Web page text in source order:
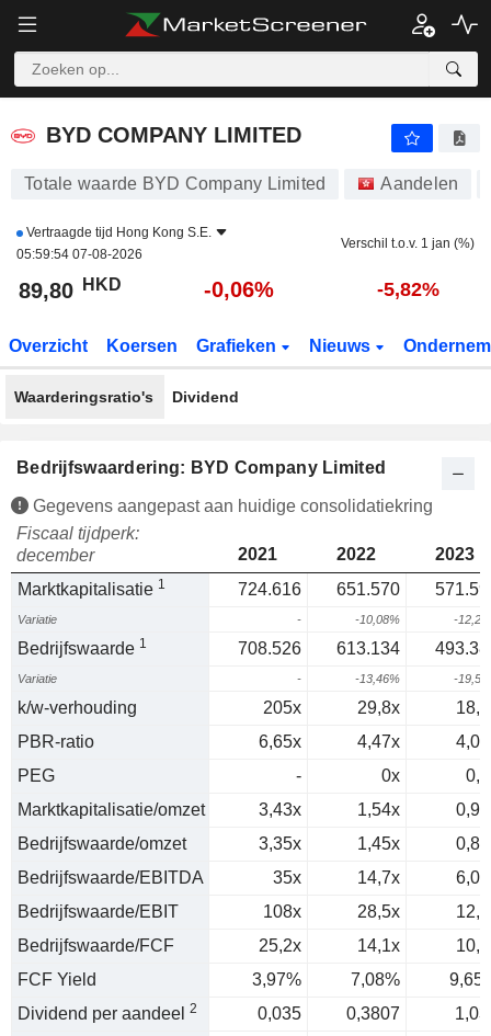
BYD COMPANY LIMITED
BYD COMPANY LIMITED
Totale waarde BYD Company Limited Aandelen
Vertraagde tijd Hong Kong S.E.
05:59:54 07-08-2026
Verschil t.o.v. 1 jan (%)
89,80 HKD -0,06% -5,82%
Overzicht Koersen Grafieken Nieuws
Waarderingsratio's Dividend
Bedrijfswaardering: BYD Company Limited
Gegevens aangepast aan huidige consolidatiekring
Fiscaal tijdperk:
december
2021 2022
2023
Marktkapitalisatie 1 724.616 651.570
Variatie - -10,08% -
Bedrijfswaarde 1 708.526 613.134
Variatie - -13,46% -
k/w-verhouding 205x 29,8x
PBR-ratio
6,65x 4,47x
PEG
- 0x
Marktkapitalisatie/omzet
3,43x 1,54x
Bedrijfswaarde/omzet
3,35x 1,45x
Bedrijfswaarde/EBITDA
35x 14,7x
Bedrijfswaarde/EBIT
108x 28,5x
Bedrijfswaarde/FCF
25,2x 14,1x
FCF Yield
3,97% 7,08%
Dividend per aandeel 2 0,035 0,3807